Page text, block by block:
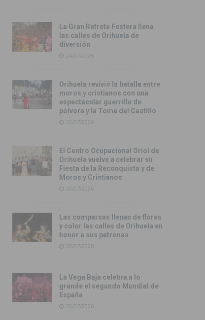
La Gran Retreta Festera llena
las calles de Orihuela de
diversión
24/07/2026
Orihuela revivió la batalla entre
moros y cristianos con una
espectacular guerrilla de
pólvora y la Toma del Castillo
22/07/2026
El Centro Ocupacional Oriol de
Orihuela vuelve a celebrar su
Fiesta de la Reconquista y de
Moros y Cristianos
20/07/2026
Las comparsas llenan de flores
y color las calles de Orihuela en
honor a sus patronas
20/07/2026
La Vega Baja celebra a lo
grande el segundo Mundial de
España
20/07/2026